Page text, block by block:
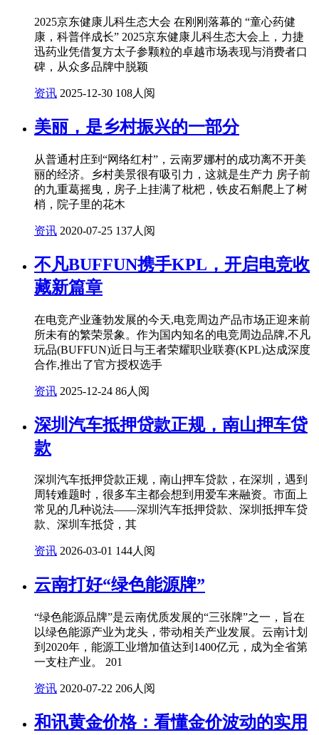
2025京东健康儿科生态大会 在刚刚落幕的 “童心药健
康，科普伴成长” 2025京东健康儿科生态大会上，力捷
迅药业凭借复方太子参颗粒的卓越市场表现与消费者口
碑，从众多品牌中脱颖
资讯 2025-12-30 108人阅
美丽，是乡村振兴的一部分
从普通村庄到“网络红村”，云南罗娜村的成功离不开美
丽的经济。乡村美景很有吸引力，这就是生产力 房子前
的九重葛摇曳，房子上挂满了枇杷，铁皮石斛爬上了树
梢，院子里的花木
资讯 2020-07-25 137人阅
不凡BUFFUN携手KPL，开启电竞收
藏新篇章
在电竞产业蓬勃发展的今天,电竞周边产品市场正迎来前
所未有的繁荣景象。作为国内知名的电竞周边品牌,不凡
玩品(BUFFUN)近日与王者荣耀职业联赛(KPL)达成深度
合作,推出了官方授权选手
资讯 2025-12-24 86人阅
深圳汽车抵押贷款正规，南山押车贷
款
深圳汽车抵押贷款正规，南山押车贷款，在深圳，遇到
周转难题时，很多车主都会想到用爱车来融资。市面上
常见的几种说法——深圳汽车抵押贷款、深圳抵押车贷
款、深圳车抵贷，其
资讯 2026-03-01 144人阅
云南打好“绿色能源牌”
“绿色能源品牌”是云南优质发展的“三张牌”之一，旨在
以绿色能源产业为龙头，带动相关产业发展。云南计划
到2020年，能源工业增加值达到1400亿元，成为全省第
一支柱产业。 201
资讯 2020-07-22 206人阅
和讯黄金价格：看懂金价波动的实用